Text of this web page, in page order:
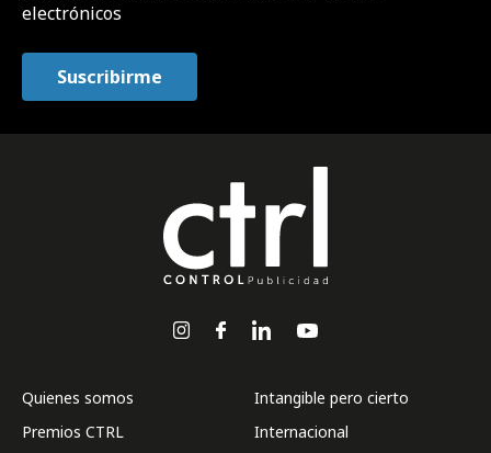
electrónicos
Quienes somos
Premios CTRL
Intangible pero cierto
Internacional